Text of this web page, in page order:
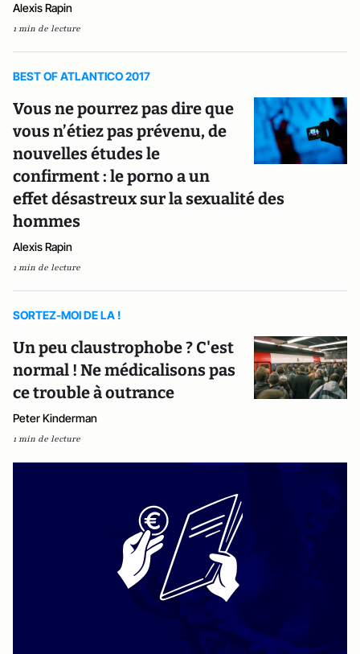
Alexis Rapin
1 min de lecture
BEST OF ATLANTICO 2017
Vous ne pourrez pas dire que
vous n’étiez pas prévenu, de
nouvelles études le
confirment : le porno a un
effet désastreux sur la sexualité des
hommes
Alexis Rapin
1 min de lecture
SORTEZ-MOI DE LA !
Un peu claustrophobe ? C'est
normal ! Ne médicalisons pas
ce trouble à outrance
Peter Kinderman
1 min de lecture